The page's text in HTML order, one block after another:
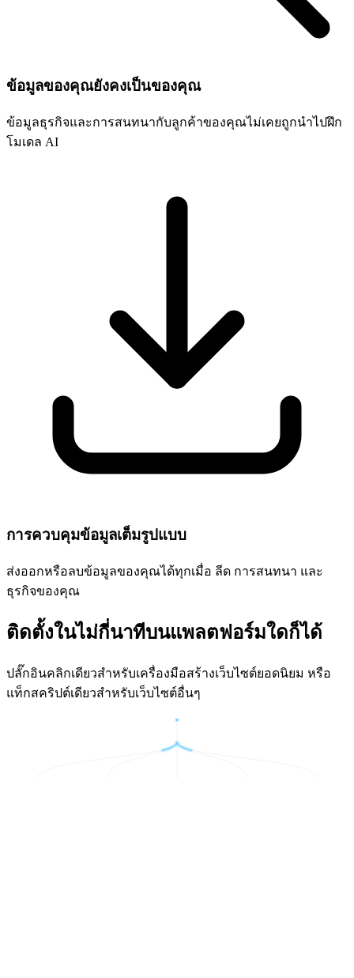
ข้อมูลของคุณยังคงเป็นของคุณ
ข้อมูลธุรกิจและการสนทนากับลูกค้าของคุณไม่เคยถูกนำไปฝึก
โมเดล AI
การควบคุมข้อมูลเต็มรูปแบบ
ส่งออกหรือลบข้อมูลของคุณได้ทุกเมื่อ ลีด การสนทนา และ
ธุรกิจของคุณ
ติดตั้งในไม่กี่นาทีบนแพลตฟอร์มใดก็ได้
ปลั๊กอินคลิกเดียวสำหรับเครื่องมือสร้างเว็บไซต์ยอดนิยม หรือ
แท็กสคริปต์เดียวสำหรับเว็บไซต์อื่นๆ